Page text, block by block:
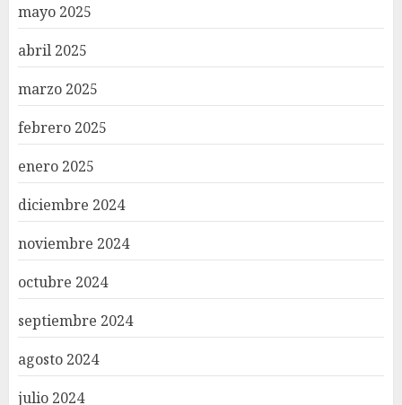
mayo 2025
abril 2025
marzo 2025
febrero 2025
enero 2025
diciembre 2024
noviembre 2024
octubre 2024
septiembre 2024
agosto 2024
julio 2024